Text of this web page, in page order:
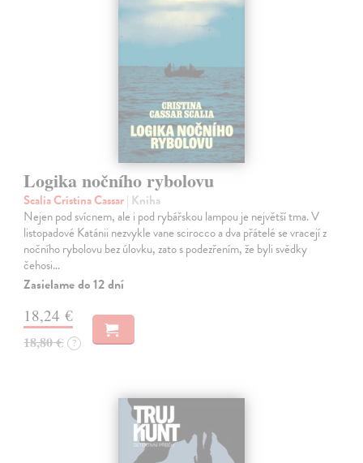
Logika nočního rybolovu
Scalia Cristina Cassar| Kniha
Nejen pod svícnem, ale i pod rybářskou lampou je největší tma. V
listopadové Katánii nezvykle vane scirocco a dva přátelé se vracejí z
nočního rybolovu bez úlovku, zato s podezřením, že byli svědky
čehosi…
Zasielame do 12 dní
18,24 €
18,80 € ?